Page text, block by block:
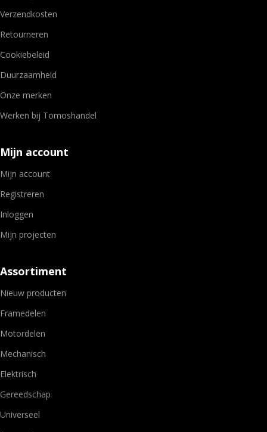
Verzendkosten
Retourneren
Cookiebeleid
Duurzaamheid
Onze merken
Werken bij Tomoshandel
Mijn account
Mijn account
Registreren
Inloggen
Mijn projecten
Assortiment
Nieuw producten
Framedelen
Motordelen
Mechanisch
Elektrisch
Gereedschap
Universeel